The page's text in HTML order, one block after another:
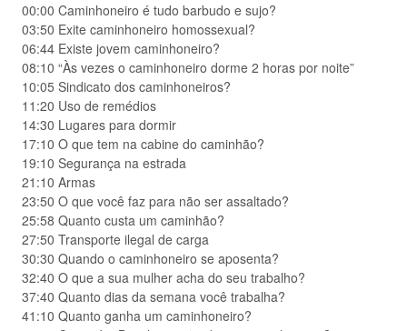
00:00 Caminhoneiro é tudo barbudo e sujo?
03:50 Exite caminhoneiro homossexual?
06:44 Existe jovem caminhoneiro?
08:10 “Às vezes o caminhoneiro dorme 2 horas por noite”
10:05 Sindicato dos caminhoneiros?
11:20 Uso de remédios
14:30 Lugares para dormir
17:10 O que tem na cabine do caminhão?
19:10 Segurança na estrada
21:10 Armas
23:50 O que você faz para não ser assaltado?
25:58 Quanto custa um caminhão?
27:50 Transporte ilegal de carga
30:30 Quando o caminhoneiro se aposenta?
32:40 O que a sua mulher acha do seu trabalho?
37:40 Quanto dias da semana você trabalha?
41:10 Quanto ganha um caminhoneiro?